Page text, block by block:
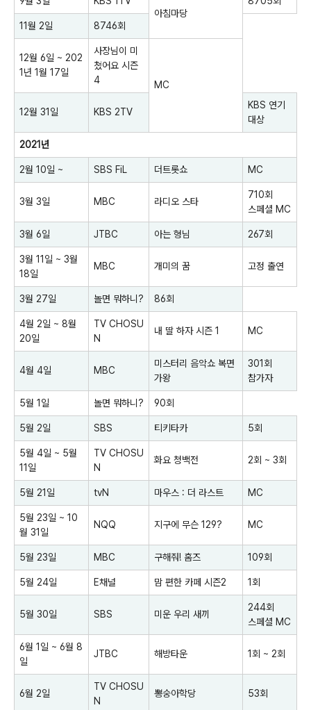
아침마당
11월 2일 8746회
12월 6일 ~ 202
1년 1월 17일
사장님이 미
쳤어요 시즌
4
MC
12월 31일 KBS 2TV
KBS 연기
대상
2021년
2월 10일 ~ SBS FiL 더트롯쇼 MC
3월 3일 MBC 라디오 스타
710회
스페셜 MC
3월 6일 JTBC 아는 형님 267회
3월 11일 ~ 3월
18일
MBC 개미의 꿈 고정 출연
3월 27일 놀면 뭐하니? 86회
4월 2일 ~ 8월
20일
TV CHOSU
N
내 딸 하자시즌 1 MC
4월 4일 MBC
미스터리 음악쇼 복면
가왕
301회
참가자
5월 1일 놀면 뭐하니? 90회
5월 2일 SBS 티키타카 5회
5월 4일 ~ 5월
11일
TV CHOSU
N
화요 청백전 2회 ~ 3회
5월 21일 tvN 마우스 : 더 라스트 MC
5월 23일 ~ 10
월 31일
NQQ 지구에 무슨 129? MC
5월 23일 MBC 구해줘! 홈즈 109회
5월 24일 E채널 맘 편한 카페 시즌2 1회
5월 30일 SBS 미운 우리 새끼
244회
스페셜 MC
6월 1일 ~ 6월 8
일
JTBC 해방타운 1회 ~ 2회
6월 2일
TV CHOSU
N
뽕숭아학당 53회